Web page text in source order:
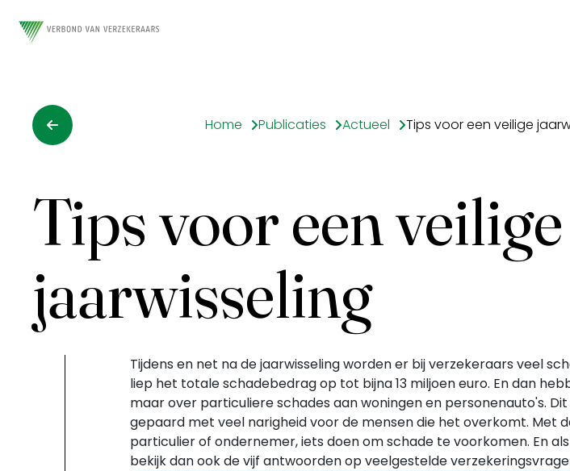
Home Publicaties Actueel Tips voor een veilige
Tips voor een veilige
jaarwisseling
Tijdens en net na de jaarwisseling worden er bij verzekeraars veel
liep het totale schadebedrag op tot bijna 13 miljoen euro. En dan
maar over particuliere schades aan woningen en personenauto's.
gepaard met veel narigheid voor de mensen die het overkomt. Met
particulier of ondernemer, iets doen om schade te voorkomen. En
bekijk dan ook de vijf antwoorden op veelgestelde